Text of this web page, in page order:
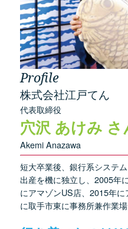
Profile
株式会社江戸てん
代表取締役
穴沢 あけみ さ
Akemi Anazawa
短大卒業後、銀行系システ
出産を機に独立し、2005年
にアマゾンUS店、2015年
に取手市東に事務所兼作業場